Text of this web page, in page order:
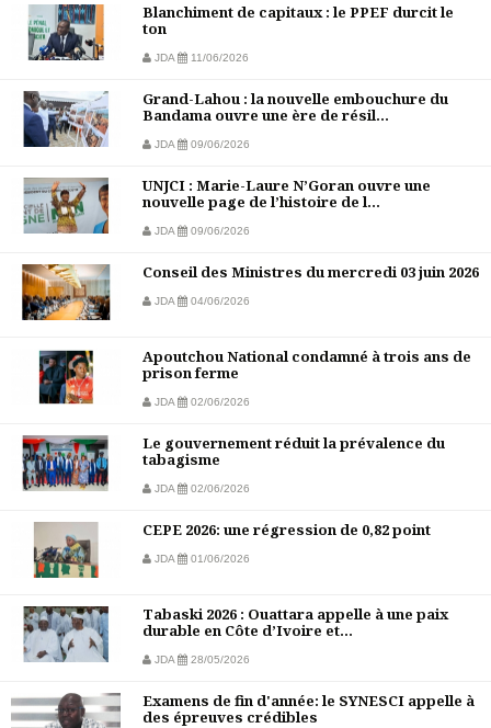
Blanchiment de capitaux : le PPEF durcit le
ton
JDA 11/06/2026
Grand-Lahou : la nouvelle embouchure du
Bandama ouvre une ère de résil...
JDA 09/06/2026
UNJCI : Marie-Laure N’Goran ouvre une
nouvelle page de l’histoire de l...
JDA 09/06/2026
Conseil des Ministres du mercredi 03 juin 2026
JDA 04/06/2026
Apoutchou National condamné à trois ans de
prison ferme
JDA 02/06/2026
Le gouvernement réduit la prévalence du
tabagisme
JDA 02/06/2026
CEPE 2026: une régression de 0,82 point
JDA 01/06/2026
Tabaski 2026 : Ouattara appelle à une paix
durable en Côte d’Ivoire et...
JDA 28/05/2026
Examens de fin d'année: le SYNESCI appelle à
des épreuves crédibles